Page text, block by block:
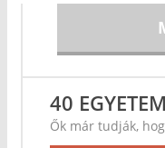
40
Ők már tudják,